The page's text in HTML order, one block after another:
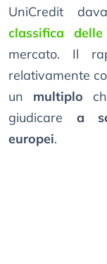
UniCredit
classifica
mercato. Il
relativamente
un multiplo
giudicare a
europei.